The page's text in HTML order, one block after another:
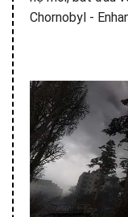
Chornobyl -